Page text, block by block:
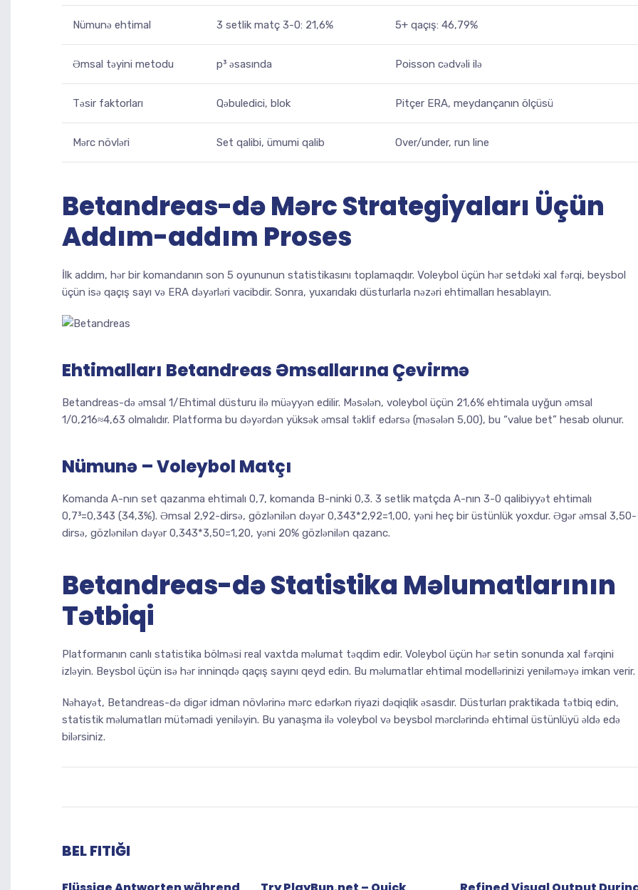
Nümunə ehtimal 3 setlik matç 3-0: 21,6% 5+ qaçış: 46,79%
Əmsal təyini metodu p³ əsasında Poisson cədvəli ilə
Təsir faktorları Qəbuledici, blok Pitçer ERA, meydançanın ölçüsü
Mərc növləri Set qalibi, ümumi qalib Over/under, run line
Betandreas-də Mərc Strategiyaları Üçün
Addım-addım Proses
İlk addım, hər bir komandanın son 5 oyununun statistikasını toplamaqdır. Voleybol üçün hər setdəki xal fərqi, beysbol
üçün isə qaçış sayı və ERA dəyərləri vacibdir. Sonra, yuxarıdakı düsturlarla nəzəri ehtimalları hesablayın.
Ehtimalları Betandreas Əmsallarına Çevirmə
Betandreas-də əmsal 1/Ehtimal düsturu ilə müəyyən edilir. Məsələn, voleybol üçün 21,6% ehtimala uyğun əmsal
1/0,216≈4,63 olmalıdır. Platforma bu dəyərdən yüksək əmsal təklif edərsə (məsələn 5,00), bu “value bet” hesab olunur.
Nümunə – Voleybol Matçı
Komanda A-nın set qazanma ehtimalı 0,7, komanda B-ninki 0,3. 3 setlik matçda A-nın 3-0 qalibiyyət ehtimalı
0,7³=0,343 (34,3%). Əmsal 2,92-dirsə, gözlənilən dəyər 0,343*2,92=1,00, yəni heç bir üstünlük yoxdur. Əgər əmsal 3,50-
dirsə, gözlənilən dəyər 0,343*3,50=1,20, yəni 20% gözlənilən qazanc.
Betandreas-də Statistika Məlumatlarının
Tətbiqi
Platformanın canlı statistika bölməsi real vaxtda məlumat təqdim edir. Voleybol üçün hər setin sonunda xal fərqini
izləyin. Beysbol üçün isə hər inninqdə qaçış sayını qeyd edin. Bu məlumatlar ehtimal modellərinizi yeniləməyə imkan verir.
Nəhayət, Betandreas-də digər idman növlərinə mərc edərkən riyazi dəqiqlik əsasdır. Düsturları praktikada tətbiq edin,
statistik məlumatları mütəmadi yeniləyin. Bu yanaşma ilə voleybol və beysbol mərclərində ehtimal üstünlüyü əldə edə
bilərsiniz.
BEL FITIĞI